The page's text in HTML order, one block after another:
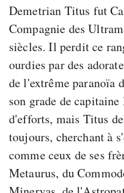
Demetrian Titus fut
Compagnie des
siècles. Il perdit ce
ourdies par des
de l'extrême paranoïa
son grade de
d'efforts, mais Titus
toujours, cherchant à
comme ceux de ses
Metaurus, du